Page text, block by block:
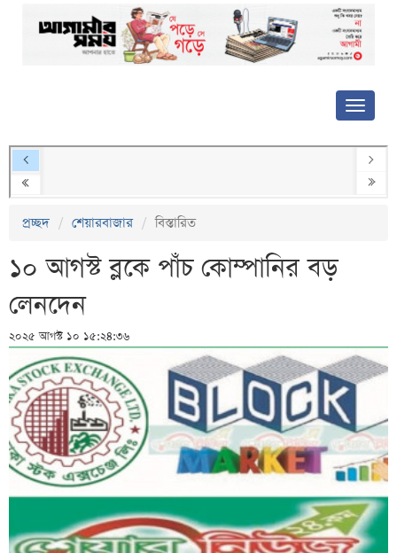
প্রচ্ছদ শেয়ারবাজার বিস্তারিত
১০ আগস্ট ব্লকে পাঁচ কোম্পানির বড়
লেনদেন
২০২৫ আগস্ট ১০ ১৫:২৪:৩৬